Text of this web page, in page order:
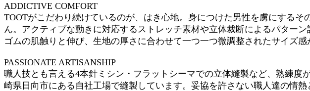
ADDICTIVE COMFORT
TOOTがこだわり続けているのが、はき心地。身につけた男性を虜にする
ん。アクティブな動きに対応するストレッチ素材や立体裁断によるパター
ゴムの肌触りと伸び、生地の厚さに合わせて一つ一つ微調整されたサイズ
PASSIONATE ARTISANSHIP
職人技とも言える4本針ミシン・フラットシーマでの立体縫製など、熟練
崎県日向市にある自社工場で縫製しています。妥協を許さない職人達の情